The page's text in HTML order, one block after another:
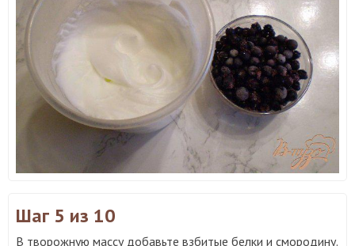
Шаг 5 из 10
В творожную массу добавьте взбитые белки и смородину.